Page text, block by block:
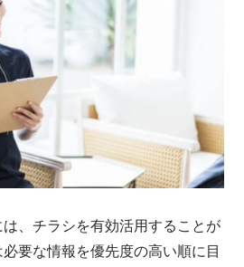
、チラシを有効活用することが
要な情報を優先度の高い順に目